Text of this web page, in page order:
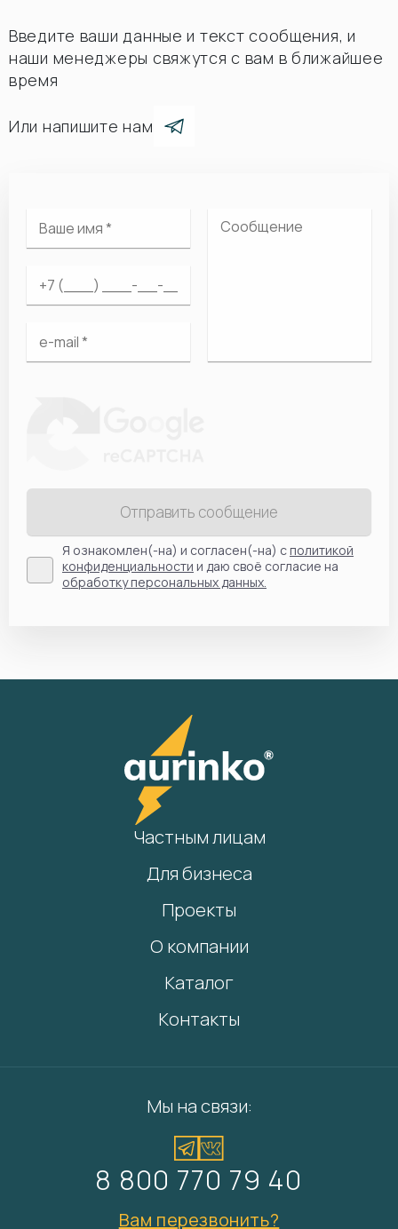
Введите ваши данные и текст сообщения, и
наши менеджеры свяжутся с вам в ближайшее
время
Или напишите нам
Отправить сообщение
Я ознакомлен(-на) и согласен(-на) сполитикой
конфиденциальности и даю своё согласие на
обработку персональных данных.
Частным лицам
Для бизнеса
Проекты
О компании
Каталог
Контакты
Мы на связи:
8 800 770 79 40
Вам перезвонить?